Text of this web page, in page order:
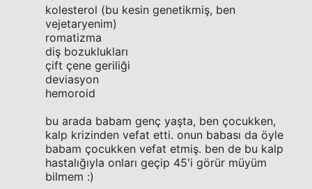
kolesterol (bu kesin genetikmiş, ben
vejetaryenim)
romatizma
diş bozuklukları
çift çene geriliği
deviasyon
hemoroid
bu arada babam genç yaşta, ben çocukken,
kalp krizinden vefat etti. onun babası da öyle
babam çocukken vefat etmiş. ben de bu kalp
hastalığıyla onları geçip 45'i görür müyüm
bilmem :)